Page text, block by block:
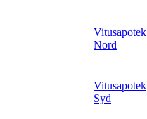
Vitusapotek
Nord
Vitusapotek
Syd